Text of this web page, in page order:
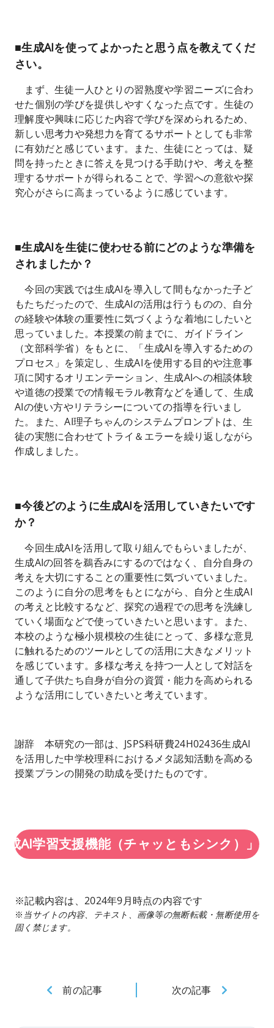
■生成AIを使ってよかったと思う点を教えてくだ
さい。
まず、生徒一人ひとりの習熟度や学習ニーズに合わ
せた個別の学びを提供しやすくなった点です。生徒の
理解度や興味に応じた内容で学びを深められるため、
新しい思考力や発想力を育てるサポートとしても非常
に有効だと感じています。また、生徒にとっては、疑
問を持ったときに答えを見つける手助けや、考えを整
理するサポートが得られることで、学習への意欲や探
究心がさらに高まっているように感じています。
■生成AIを生徒に使わせる前にどのような準備を
されましたか？
今回の実践では生成AIを導入して間もなかった子ど
もたちだったので、生成AIの活用は行うものの、自分
の経験や体験の重要性に気づくような着地にしたいと
思っていました。本授業の前までに、ガイドライン
（文部科学省）をもとに、「生成AIを導入するための
プロセス」を策定し、生成AIを使用する目的や注意事
項に関するオリエンテーション、生成AIへの相談体験
や道徳の授業での情報モラル教育などを通して、生成
AIの使い方やリテラシーについての指導を行いまし
た。また、AI理子ちゃんのシステムプロンプトは、生
徒の実態に合わせてトライ＆エラーを繰り返しながら
作成しました。
■今後どのように生成AIを活用していきたいです
か？
今回生成AIを活用して取り組んでもらいましたが、
生成AIの回答を鵜呑みにするのではなく、自分自身の
考えを大切にすることの重要性に気づいていました。
このように自分の思考をもとにながら、自分と生成AI
の考えと比較するなど、探究の過程での思考を洗練し
ていく場面などで使っていきたいと思います。また、
本校のような極小規模校の生徒にとって、多様な意見
に触れるためのツールとしての活用に大きなメリット
を感じています。多様な考えを持つ一人として対話を
通して子供たち自身が自分の資質・能力を高められる
ような活用にしていきたいと考えています。
謝辞 本研究の一部は、JSPS科研費24H02436生成AI
を活用した中学校理科におけるメタ認知活動を高める
授業プランの開発の助成を受けたものです。
成AI学習支援機能（チャッともシンク）」
※記載内容は、2024年9月時点の内容です
※ 当サイトの内容、テキスト、画像等の無断転載・無断使用を
固く禁じます。
前の記事 次の記事